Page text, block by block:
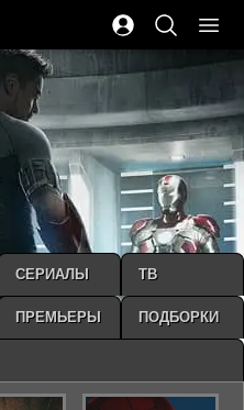
СЕРИАЛЫ ТВ
ПРЕМЬЕРЫ ПОДБОРКИ